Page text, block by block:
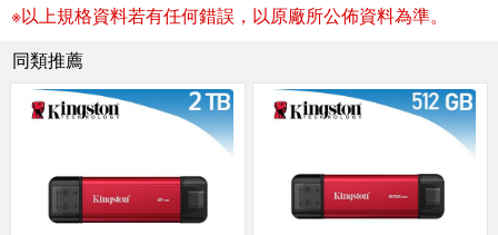
※以上規格資料若有任何錯誤，以原廠所公佈資料為準。
同類推薦